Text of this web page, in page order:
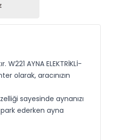
AYNA ELEKTRİKLİ-
olarak, aracınızın
sayesinde aynanızı
ederken ayna